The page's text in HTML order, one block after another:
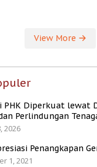
View More
PHK Diperkuat lewat
Perlindungan
2026
Penangkapan
1, 2021